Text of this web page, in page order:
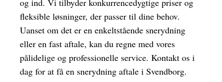
og ind. Vi tilbyder konkurrencedygtige priser og
fleksible løsninger, der passer til dine behov.
Uanset om det er en enkeltstående snerydning
eller en fast aftale, kan du regne med vores
pålidelige og professionelle service. Kontakt os i
dag for at få en snerydning aftale i Svendborg.